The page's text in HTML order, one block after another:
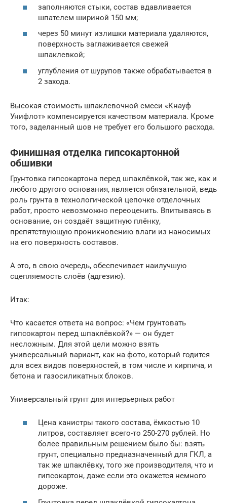
заполняются стыки, состав вдавливается
шпателем шириной 150 мм;
через 50 минут излишки материала удаляются,
поверхность заглаживается свежей
шпаклевкой;
углубления от шурупов также обрабатывается в
2 захода.
Высокая стоимость шпаклевочной смеси «Кнауф
Унифлот» компенсируется качеством материала. Кроме
того, заделанный шов не требует его большого расхода.
Финишная отделка гипсокартонной
обшивки
Грунтовка гипсокартона перед шпаклёвкой, так же, как и
любого другого основания, является обязательной, ведь
роль грунта в технологической цепочке отделочных
работ, просто невозможно переоценить. Впитываясь в
основание, он создаёт защитную плёнку,
препятствующую проникновению влаги из наносимых
на его поверхность составов.
А это, в свою очередь, обеспечивает наилучшую
сцепляемость слоёв (адгезию).
Итак:
Что касается ответа на вопрос: «Чем грунтовать
гипсокартон перед шпаклёвкой?» — он будет
несложным. Для этой цели можно взять
универсальный вариант, как на фото, который годится
для всех видов поверхностей, в том числе и кирпича, и
бетона и газосиликатных блоков.
Универсальный грунт для интерьерных работ
Цена канистры такого состава, ёмкостью 10
литров, составляет всего-то 250-270 рублей. Но
более правильным решением было бы: взять
грунт, специально предназначенный для ГКЛ, а
так же шпаклёвку, того же производителя, что и
гипсокартон, даже если это окажется немного
дороже.